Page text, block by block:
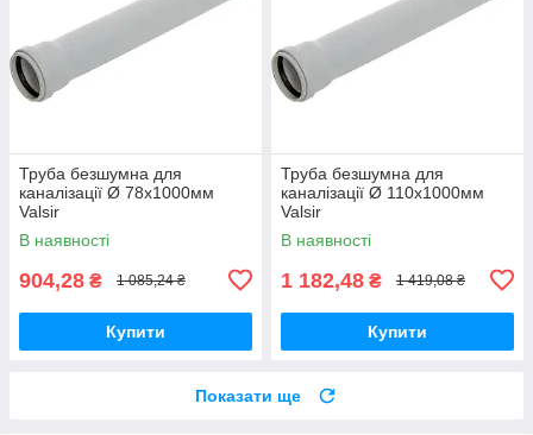
Труба безшумна для
каналізації Ø 78х1000мм
Valsir
В наявності
904,28 ₴ 1 085,24 ₴
Купити
Труба безшумна для
каналізації Ø 110х1000мм
Valsir
В наявності
1 182,48 ₴ 1 419,08 ₴
Купити
Показати ще